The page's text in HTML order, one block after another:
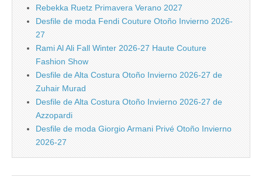
Rebekka Ruetz Primavera Verano 2027
Desfile de moda Fendi Couture Otoño Invierno 2026-
27
Rami Al Ali Fall Winter 2026-27 Haute Couture
Fashion Show
Desfile de Alta Costura Otoño Invierno 2026-27 de
Zuhair Murad
Desfile de Alta Costura Otoño Invierno 2026-27 de
Azzopardi
Desfile de moda Giorgio Armani Privé Otoño Invierno
2026-27